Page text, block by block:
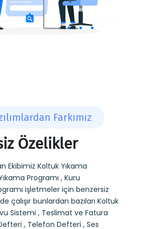
Farkımız
Özelikler
Ekibimiz Koltuk Yıkama
Programı , Kuru
işletmeler için benzersiz
çalışır bunlardan bazıları Koltuk
Sistemi , Teslimat ve Fatura
, Telefon Defteri , Ses